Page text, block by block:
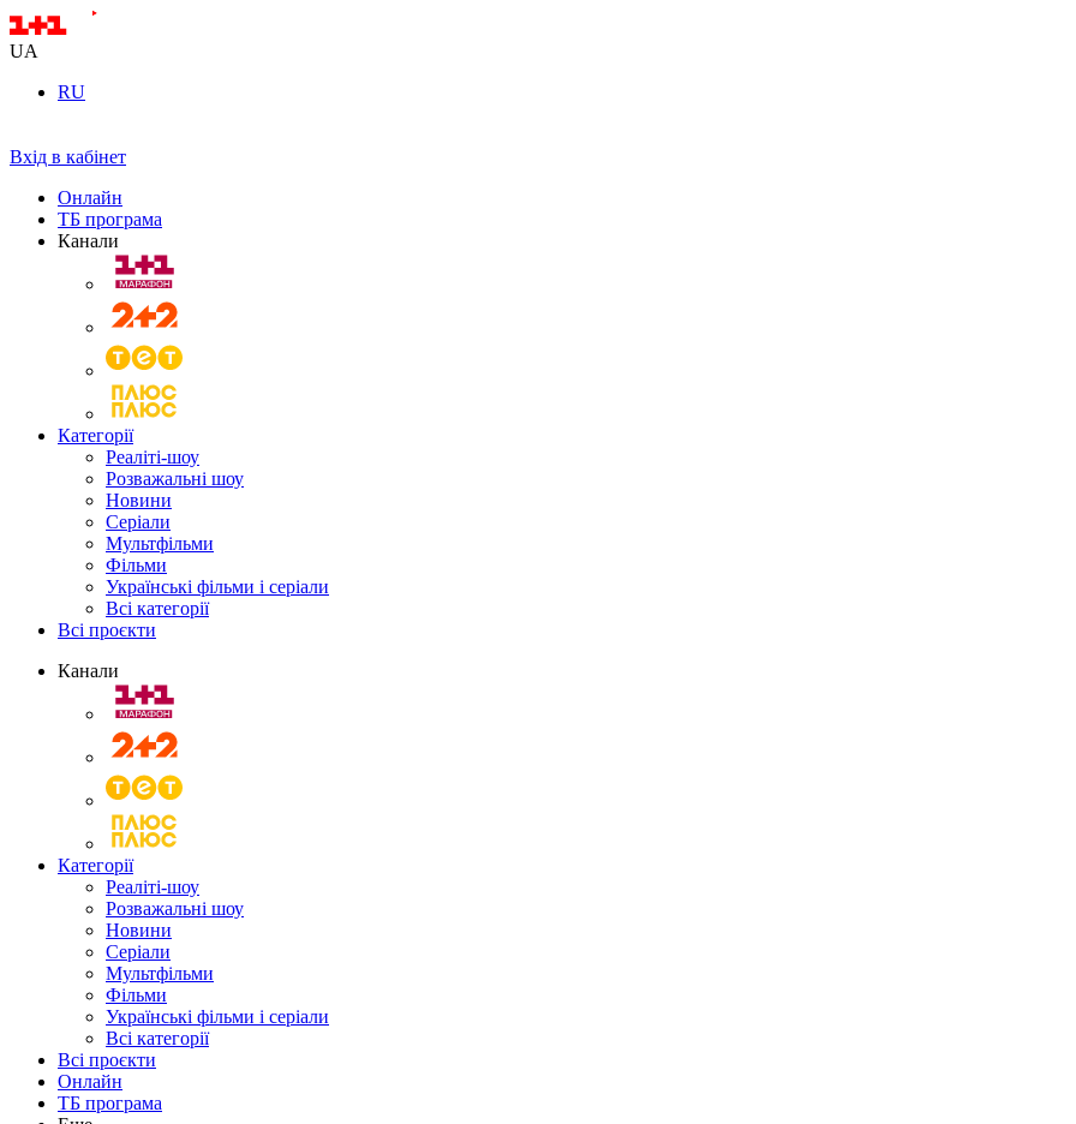
UA
RU
Вхід в кабінет
Онлайн
ТБ програма
Канали
Категорії
Реаліті-шоу
Розважальні шоу
Новини
Серіали
Мультфільми
Фільми
Українські фільми і серіали
Всі категорії
Всі проєкти
Канали
Категорії
Реаліті-шоу
Розважальні шоу
Новини
Серіали
Мультфільми
Фільми
Українські фільми і серіали
Всі категорії
Всі проєкти
Онлайн
ТБ програма